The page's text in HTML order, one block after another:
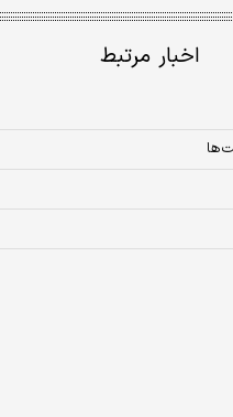
اخبار مرتبط